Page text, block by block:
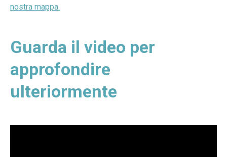
nostra mappa.
Guarda il video per
approfondire
ulteriormente